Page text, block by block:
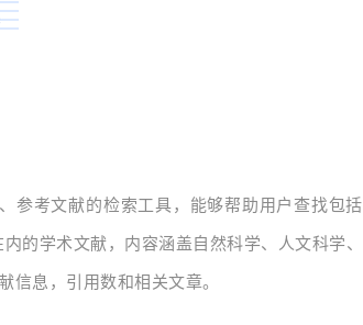
参考文献的检索工具，能够帮助用户查找包括
的学术文献，内容涵盖自然科学、人文科学、
息，引用数和相关文章。